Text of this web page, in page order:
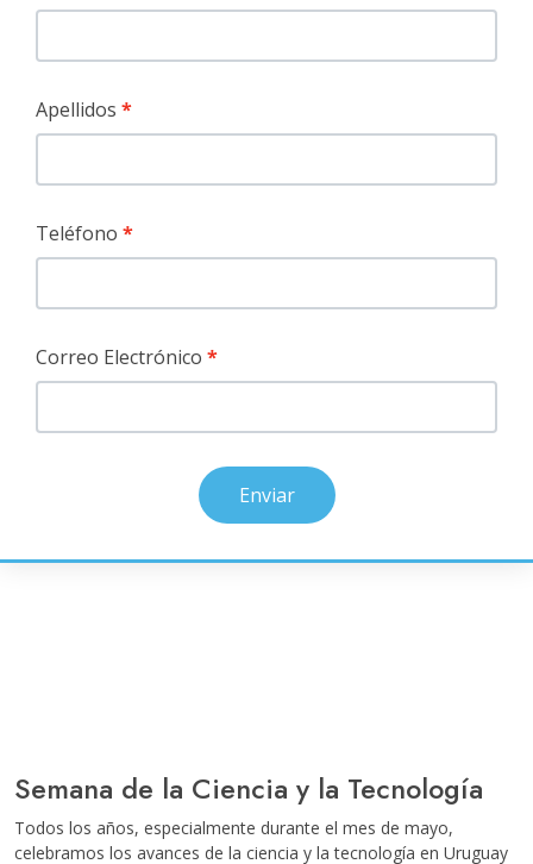
Apellidos
Teléfono
Correo Electrónico
Enviar
Semana de la Ciencia y la Tecnología
Todos los años, especialmente durante el mes de mayo,
celebramos los avances de la ciencia y la tecnología en Uruguay